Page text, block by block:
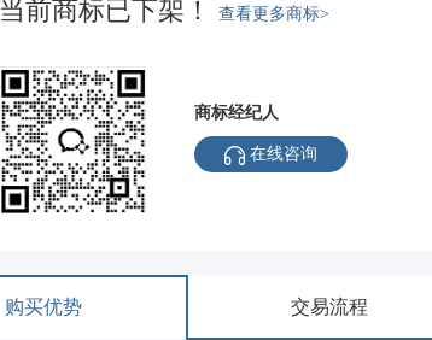
当前商标已下架！ 查看更多商标>
商标经纪人
在线咨询
购买优势 交易流程